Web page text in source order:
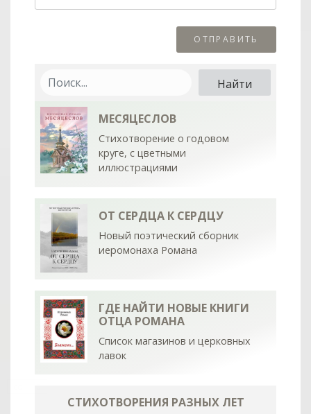
МЕСЯЦЕСЛОВ
Стихотворение о годовом
круге, с цветными
иллюстрациями
ОТ СЕРДЦА К СЕРДЦУ
Новый поэтический сборник
иеромонаха Романа
ГДЕ НАЙТИ НОВЫЕ КНИГИ
ОТЦА РОМАНА
Список магазинов и церковных
лавок
СТИХОТВОРЕНИЯ РАЗНЫХ ЛЕТ